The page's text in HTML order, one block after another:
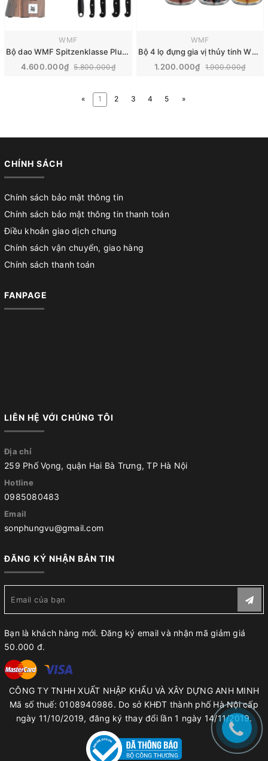
WMF
Bộ dao WMF Spitzenklasse Plus Messerblock | 6 món
4.600.000₫ 5.800.000₫
WMF
Bộ 4 lọ đựng gia vị thủy tinh Wmf Depot | 100ml
1.200.000₫ 1.900.000₫
« 1 2 3 4 5 »
CHÍNH SÁCH
Chính sách bảo mật thông tin
Chính sách bảo mật thông tin thanh toán
Điều khoản giao dịch chung
Chính sách vận chuyển, giao hàng
Chính sách thanh toán
FANPAGE
LIÊN HỆ VỚI CHÚNG TÔI
Địa chỉ
259 Phố Vọng, quận Hai Bà Trưng, TP Hà Nội
Hotline
0985080483
Email
sonphungvu@gmail.com
ĐĂNG KÝ NHẬN BẢN TIN
Bạn là khách hàng mới. Đăng ký email và nhận mã giảm giá
50.000 đ.
CÔNG TY TNHH XUẤT NHẬP KHẨU VÀ XÂY DỰNG ANH MINH
Mã số thuế: 0108940986. Do sở KHĐT thành phố Hà Nội cấp
ngày 11/10/2019, đăng ký thay đổi lần 1 ngày 14/11/2019.